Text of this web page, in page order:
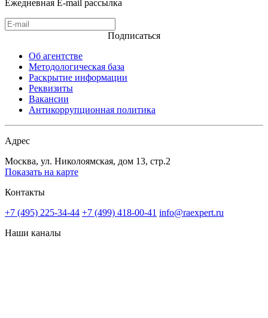
Ежедневная E-mail рассылка
Подписаться
Об агентстве
Методологическая база
Раскрытие информации
Реквизиты
Вакансии
Антикоррупционная политика
Адрес
Москва, ул. Николоямская, дом 13, стр.2
Показать на карте
Контакты
+7 (495) 225-34-44 +7 (499) 418-00-41 info@raexpert.ru
Наши каналы